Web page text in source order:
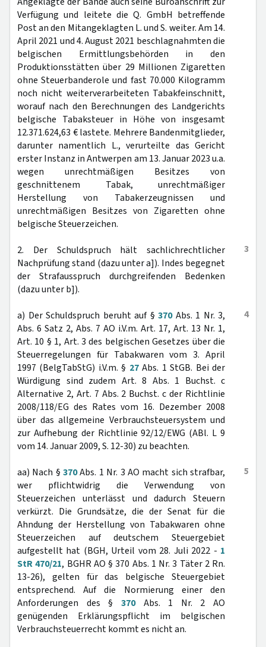
Verfügung und leitete die Q. GmbH betreffende
Post an den Mitangeklagten L. und S. weiter. Am 14.
April 2021 und 4. August 2021 beschlagnahmten die
belgischen Ermittlungsbehörden in den
Produktionsstätten über 29 Millionen Zigaretten
ohne Steuerbanderole und fast 70.000 Kilogramm
noch nicht weiterverarbeiteten Tabakfeinschnitt,
worauf nach den Berechnungen des Landgerichts
belgische Tabaksteuer in Höhe von insgesamt
12.371.624,63 € lastete. Mehrere Bandenmitglieder,
darunter namentlich L., verurteilte das Gericht
erster Instanz in Antwerpen am 13. Januar 2023 u.a.
wegen unrechtmäßigen Besitzes von
geschnittenem Tabak, unrechtmäßiger
Herstellung von Tabakerzeugnissen und
unrechtmäßigen Besitzes von Zigaretten ohne
belgische Steuerzeichen.
3
2. Der Schuldspruch hält sachlichrechtlicher
Nachprüfung stand (dazu unter a]). Indes begegnet
der Strafausspruch durchgreifenden Bedenken
(dazu unter b]).
4
a) Der Schuldspruch beruht auf § 370Abs. 1 Nr. 3,
Abs. 6 Satz 2, Abs. 7 AO i.V.m. Art. 17, Art. 13 Nr. 1,
Art. 10 § 1, Art. 3 des belgischen Gesetzes über die
Steuerregelungen für Tabakwaren vom 3. April
1997 (BelgTabStG) i.V.m. § 27Abs. 1 StGB. Bei der
Würdigung sind zudem Art. 8 Abs. 1 Buchst. c
Alternative 2, Art. 7 Abs. 2 Buchst. c der Richtlinie
2008/118/EG des Rates vom 16. Dezember 2008
über das allgemeine Verbrauchsteuersystem und
zur Aufhebung der Richtlinie 92/12/EWG (ABl. L 9
vom 14. Januar 2009, S. 12-30) zu beachten.
5
aa) Nach §370Abs. 1 Nr. 3 AO macht sich strafbar,
wer pflichtwidrig die Verwendung von
Steuerzeichen unterlässt und dadurch Steuern
verkürzt. Die Grundsätze, die der Senat für die
Ahndung der Herstellung von Tabakwaren ohne
Steuerzeichen auf deutschem Steuergebiet
aufgestellt hat (BGH, Urteil vom 28. Juli 2022 - 1
StR 470/21, BGHR AO § 370 Abs. 1 Nr. 3 Täter 2 Rn.
13-26), gelten für das belgische Steuergebiet
entsprechend. Auf die Normierung einer den
Anforderungen des § 370Abs. 1 Nr. 2 AO
genügenden Erklärungspflicht im belgischen
Verbrauchsteuerrecht kommt es nicht an.